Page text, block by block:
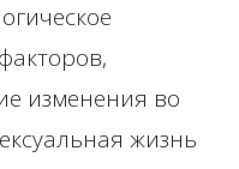
изменения во
жизнь